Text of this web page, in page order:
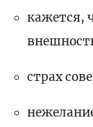
кажется,
страх